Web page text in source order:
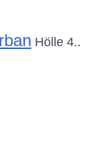
Hölle 4..